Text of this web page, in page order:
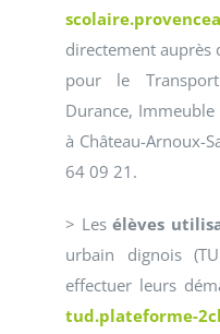
directement auprès
pour le Transport
Durance,
à Château-Arnoux-
64 09 21.
> Lesélèves
urbain dignois
effectuer leurs
tud.plateforme-